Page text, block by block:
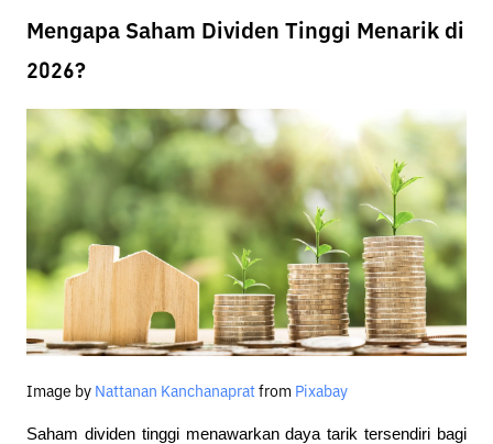
Mengapa Saham Dividen Tinggi Menarik di
2026?
Image by Nattanan Kanchanaprat from Pixabay
Saham dividen tinggi menawarkan daya tarik tersendiri bagi